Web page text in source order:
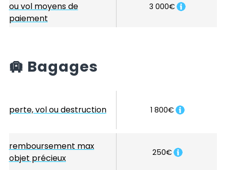
ou vol moyens de
paiement
3 000€
🛄 Bagages
perte, vol ou destruction 1 800€
remboursement max
objet précieux
250€